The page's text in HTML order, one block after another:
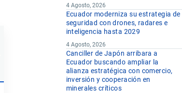
4 Agosto, 2026
Ecuador moderniza su estrategia de
seguridad con drones, radares e
inteligencia hasta 2029
4 Agosto, 2026
Canciller de Japón arribara a
Ecuador buscando ampliar la
alianza estratégica con comercio,
inversión y cooperación en
minerales críticos